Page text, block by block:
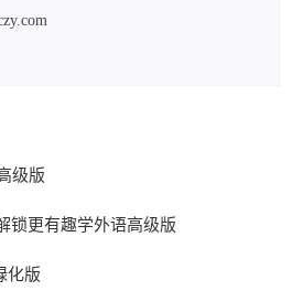
级版
锁更有趣学外语高级版
化版